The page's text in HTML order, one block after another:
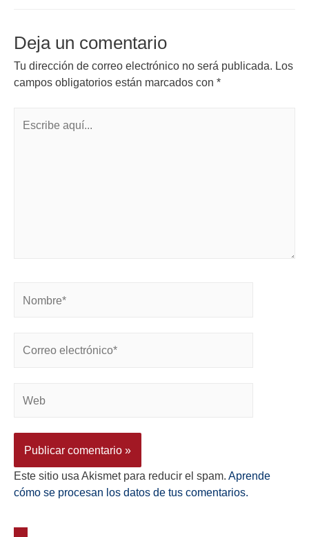
Deja un comentario
Tu dirección de correo electrónico no será publicada. Los
campos obligatorios están marcados con *
Este sitio usa Akismet para reducir el spam. Aprende
cómo se procesan los datos de tus comentarios.